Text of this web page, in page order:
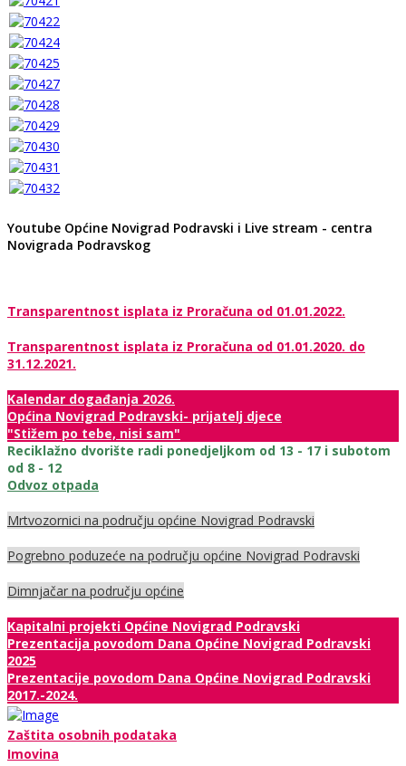
Youtube Općine Novigrad Podravski i Live stream - centra
Novigrada Podravskog
Transparentnost isplata iz Proračuna od 01.01.2022.
Transparentnost isplata iz Proračuna od 01.01.2020. do
31.12.2021.
Kalendar događanja 2026.
Općina Novigrad Podravski- prijatelj djece
"Stižem po tebe, nisi sam"
Reciklažno dvorište radi ponedjeljkom od 13 - 17 i subotom
od 8 - 12
Odvoz otpada
Mrtvozornici na području općine Novigrad Podravski
Pogrebno poduzeće na području općine Novigrad Podravski
Dimnjačar na području općine
Kapitalni projekti Općine Novigrad Podravski
Prezentacija povodom Dana Općine Novigrad Podravski
2025
Prezentacije povodom Dana Općine Novigrad Podravski
2017.-2024.
Zaštita osobnih podataka
Imovina